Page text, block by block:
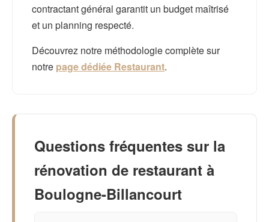
contractant général garantit un budget maîtrisé
et un planning respecté.
Découvrez notre méthodologie complète sur
notre page dédiée Restaurant.
Questions fréquentes sur la
rénovation de restaurant à
Boulogne-Billancourt